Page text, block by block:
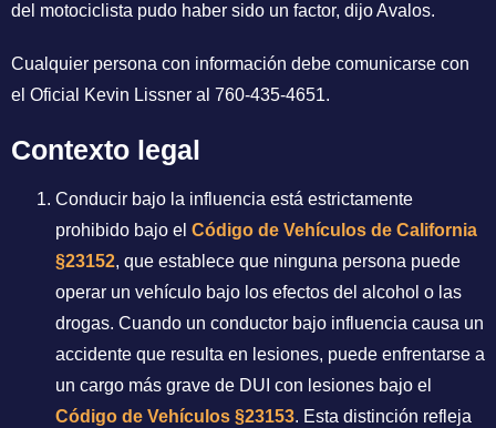
del motociclista pudo haber sido un factor, dijo Avalos.
Cualquier persona con información debe comunicarse con
el Oficial Kevin Lissner al 760-435-4651.
Contexto legal
Conducir bajo la influencia está estrictamente
prohibido bajo el Código de Vehículos de California
§23152, que establece que ninguna persona puede
operar un vehículo bajo los efectos del alcohol o las
drogas. Cuando un conductor bajo influencia causa un
accidente que resulta en lesiones, puede enfrentarse a
un cargo más grave de DUI con lesiones bajo el
Código de Vehículos §23153. Esta distinción refleja